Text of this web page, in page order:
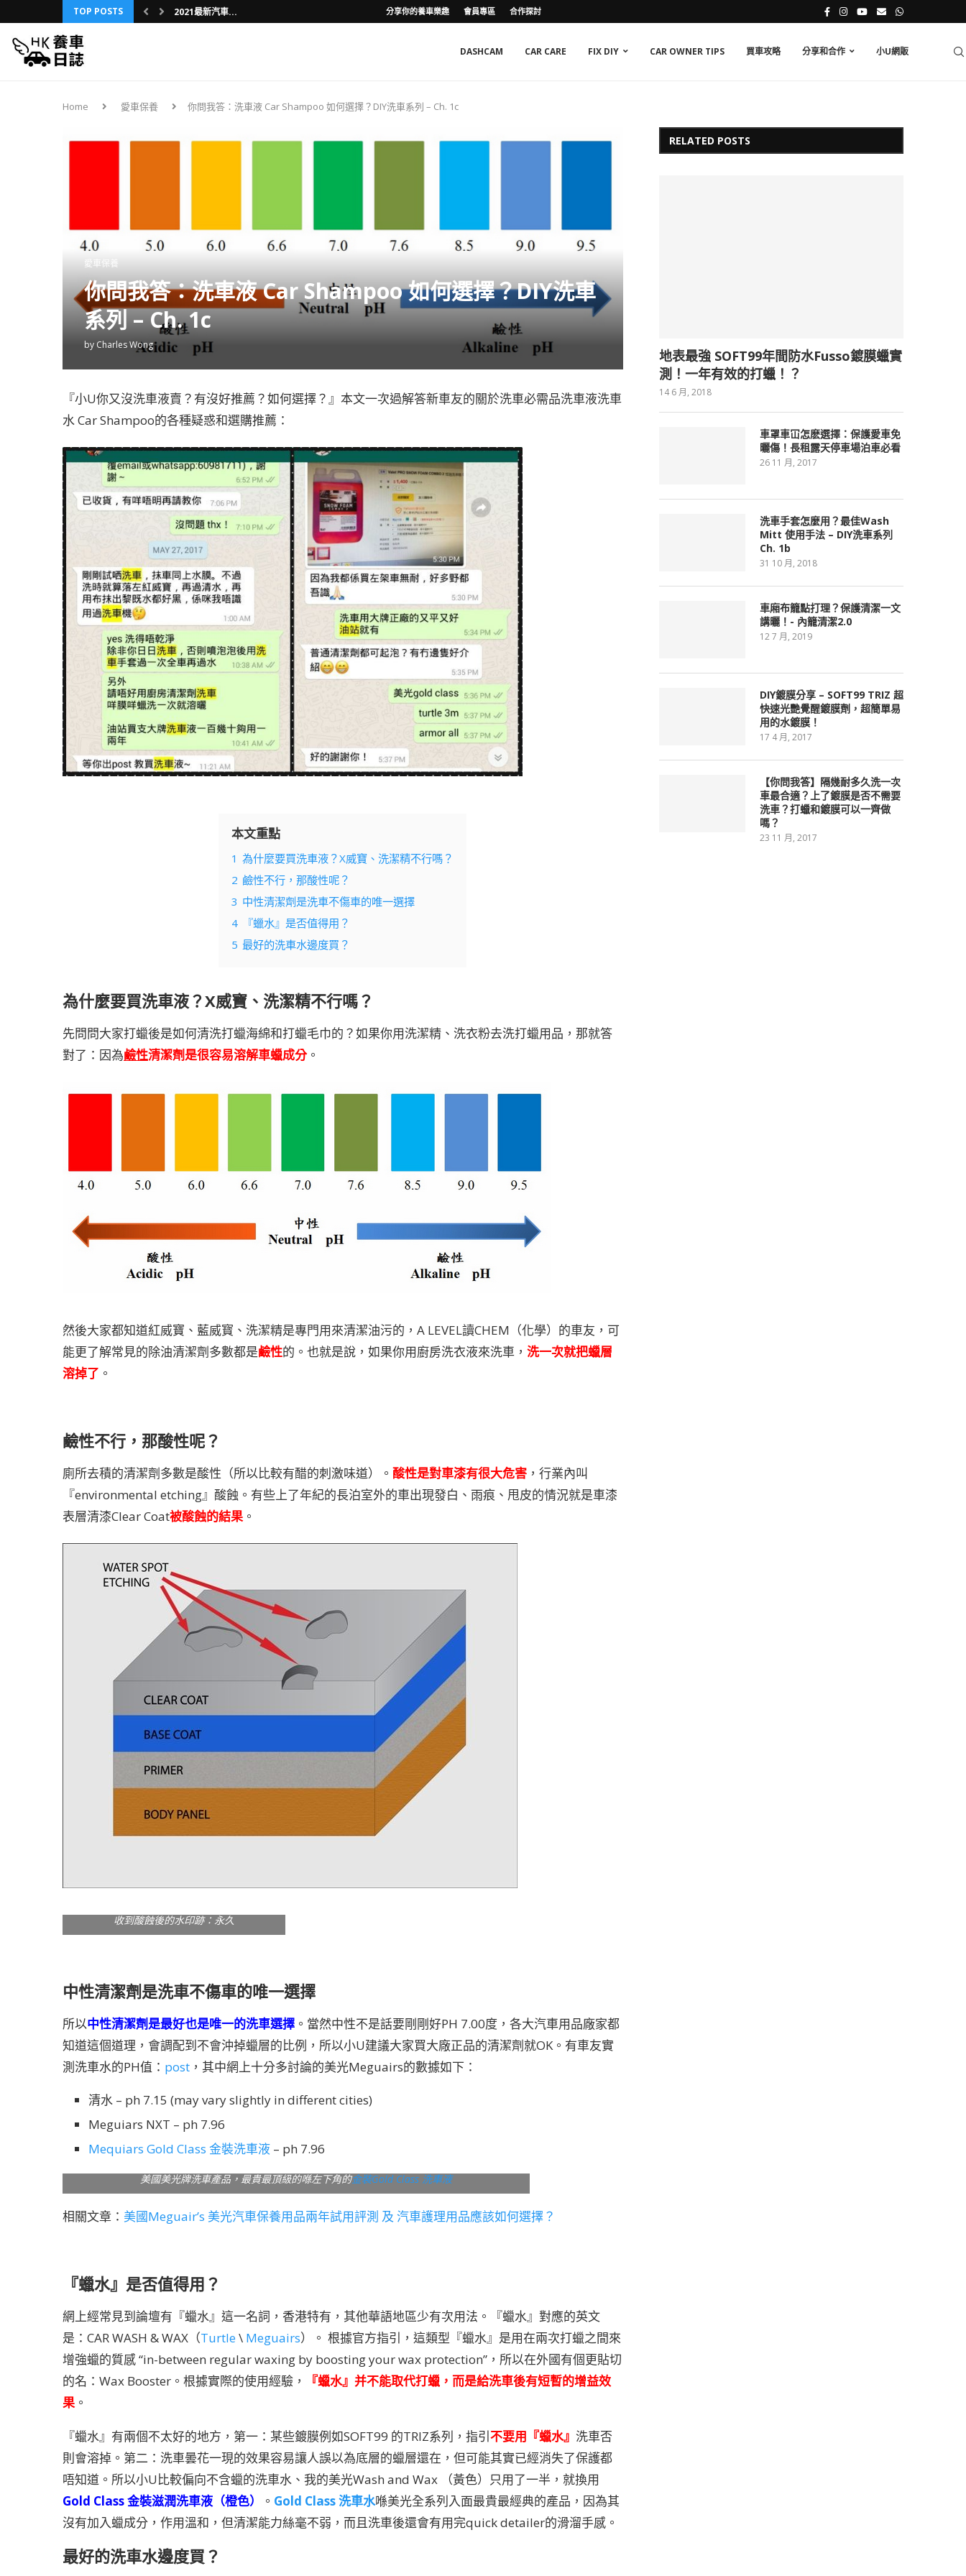
TOP POSTS
2021最新汽車...
分享你的養車樂趣 會員專區 合作探討
DASHCAM CAR CARE FIX DIY CAR OWNER TIPS 買車攻略 分享和合作 小U網販
Home 愛車保養 你問我答：洗車液 Car Shampoo 如何選擇？DIY洗車系列 – Ch. 1c
愛車保養
你問我答：洗車液 Car Shampoo 如何選擇？DIY洗車
系列 – Ch. 1c
by Charles Wong
『小U你又沒洗車液賣？有沒好推薦？如何選擇？』本文一次過解答新車友的關於洗車必需品洗車液洗車
水 Car Shampoo的各種疑惑和選購推薦：
本文重點
1 為什麼要買洗車液？X威寶、洗潔精不行嗎？
2 鹼性不行，那酸性呢？
3 中性清潔劑是洗車不傷車的唯一選擇
4
『蠟水』是否值得用？
5 最好的洗車水邊度買？
為什麼要買洗車液？X威寶、洗潔精不行嗎？
先問問大家打蠟後是如何清洗打蠟海綿和打蠟毛巾的？如果你用洗潔精、洗衣粉去洗打蠟用品，那就答
對了：因為鹼性清潔劑是很容易溶解車蠟成分。
然後大家都知道紅威寶、藍威寳、洗潔精是專門用來清潔油污的，A LEVEL讀CHEM（化學）的車友，可
能更了解常見的除油清潔劑多數都是鹼性的。也就是說，如果你用廚房洗衣液來洗車， 洗一次就把蠟層
溶掉了 。
鹼性不行，那酸性呢？
廁所去積的清潔劑多數是酸性（所以比較有醋的刺激味道）。 酸性是對車漆有很大危害 ，行業內叫
『environmental etching』酸蝕。有些上了年紀的長泊室外的車出現發白、雨痕、甩皮的情況就是車漆
表層清漆Clear Coat被酸蝕的結果。
收到酸蝕後的水印跡：永久
中性清潔劑是洗車不傷車的唯一選擇
所以中性清潔劑是最好也是唯一的洗車選擇 。當然中性不是話要剛剛好PH 7.00度，各大汽車用品廠家都
知道這個道理，會調配到不會沖掉蠟層的比例，所以小U建議大家買大廠正品的清潔劑就OK。有車友實
測洗車水的PH值： post ，其中網上十分多討論的美光Meguairs的數據如下：
清水 – ph 7.15 (may vary slightly in different cities)
Meguiars NXT – ph 7.96
Mequiars Gold Class 金裝洗車液 – ph 7.96
美國美光牌洗車產品，最貴最頂級的喺左下角的金裝Gold Class 洗車液
相關文章： 美國Meguair’s 美光汽車保養用品兩年試用評測 及 汽車護理用品應該如何選擇？
『蠟水』是否值得用？
網上經常見到論壇有『蠟水』這一名詞，香港特有，其他華語地區少有次用法。『蠟水』對應的英文
是：CAR WASH & WAX（Turtle\ Meguairs）。 根據官方指引，這類型『蠟水』是用在兩次打蠟之間來
增強蠟的質感 “in-between regular waxing by boosting your wax protection”，所以在外國有個更貼切
的名：Wax Booster。根據實際的使用經驗，
『蠟水』并不能取代打蠟，而是給洗車後有短暫的增益效
果。
『蠟水』有兩個不太好的地方，第一：某些鍍膜例如SOFT99 的TRIZ系列，指引不要用『蠟水』 洗車否
則會溶掉。第二：洗車曇花一現的效果容易讓人誤以為底層的蠟層還在，但可能其實已經消失了保護都
唔知道。所以小U比較偏向不含蠟的洗車水、我的美光Wash and Wax （黃色）只用了一半，就換用
Gold Class 金裝滋潤洗車液（橙色）
。 Gold Class 洗車水喺美光全系列入面最貴最經典的產品，因為其
沒有加入蠟成分，作用溫和，但清潔能力絲毫不弱，而且洗車後還會有用完quick detailer的滑溜手感。
最好的洗車水邊度買？
RELATED POSTS
地表最強 SOFT99年間防水Fusso鍍膜蠟實
測！一年有效的打蠟！？
14 6 月, 2018
車罩車冚怎麽選擇：保護愛車免
曬傷！長租露天停車場泊車必看
26 11 月, 2017
洗車手套怎麼用？最佳Wash
Mitt 使用手法 – DIY洗車系列
Ch. 1b
31 10 月, 2018
車廂布籠點打理？保護清潔一文
講曬！- 內籠清潔2.0
12 7 月, 2019
DIY鍍膜分享 – SOFT99 TRIZ 超
快速光艷覺醒鍍膜劑，超簡單易
用的水鍍膜！
17 4 月, 2017
【你問我答】隔幾耐多久洗一次
車最合適？上了鍍膜是否不需要
洗車？打蠟和鍍膜可以一齊做
嗎？
23 11 月, 2017